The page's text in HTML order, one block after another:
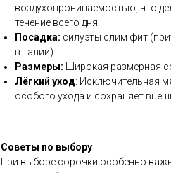
воздухопроницаемостью, что
течение всего дня.
Посадка: силуэты слим фит
в талии).
Размеры: Широкая размерная
Лёгкий уход: Исключительная
особого ухода и сохраняет
Советы по выбору
При выборе сорочки особенно